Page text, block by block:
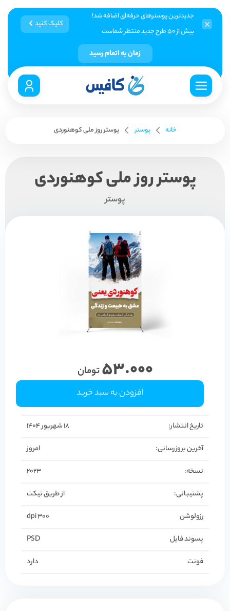
جدیدترین پوسترهای حرفه‌ای اضافه شد!
بیش از ۵۰ طرح جدید منتظر شماست
کلیک کنید
زمان به اتمام رسید
خانه پوستر پوستر روز ملی کوهنوردی
پوستر روز ملی کوهنوردی
پوستر
53.000تومان
افزودن به سبد خرید
تاریخ انتشار:
18 شهریور 1404
آخرین بروزرسانی:
امروز
نسخه:
2023
پشتیبانی:
از طریق تیکت
رزولوشن
300 dpi
پسوند فایل
PSD
فونت
دارد